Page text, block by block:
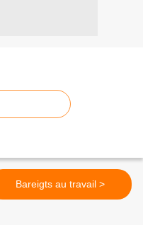
Bareigts au travail >